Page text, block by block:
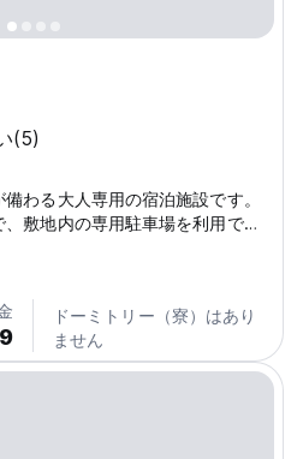
(5)
わる大人専用の宿泊施設です。
敷地内の専用駐車場を利用でき
ドーミトリー（寮）はあり
ません